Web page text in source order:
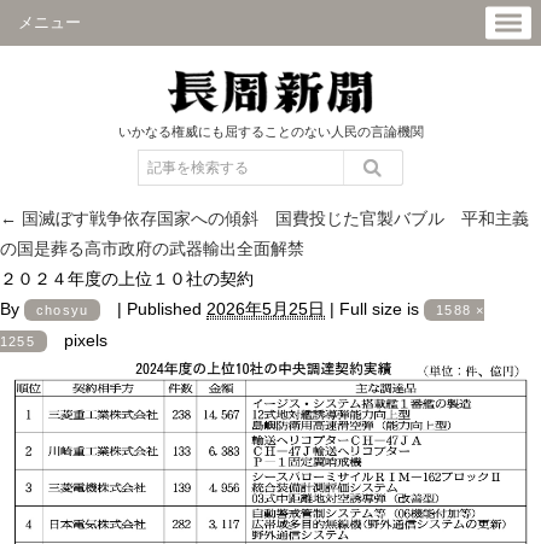
メニュー
いかなる権威にも屈することのない人民の言論機関
← 国滅ぼす戦争依存国家への傾斜 国費投じた官製バブル 平和主義
の国是葬る高市政府の武器輸出全面解禁
２０２４年度の上位１０社の契約
By
chosyu | Published 2026年5月25日 | Full size is 1588 ×
1255 pixels